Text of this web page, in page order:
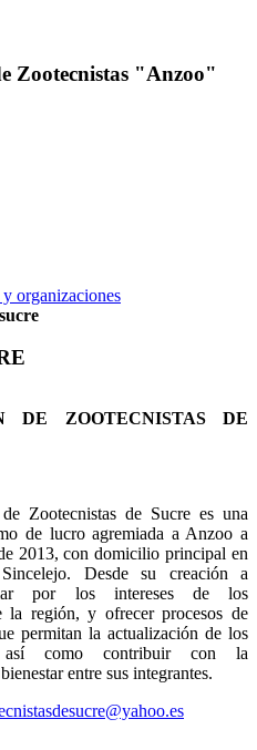
Zootecnistas "Anzoo"
organizaciones
DE ZOOTECNISTAS DE
Zootecnistas de Sucre es una
de lucro agremiada a Anzoo a
2013, con domicilio principal en
Desde su creación a
por los intereses de los
la región, y ofrecer procesos de
permitan la actualización de los
así como contribuir con la
entre sus integrantes.